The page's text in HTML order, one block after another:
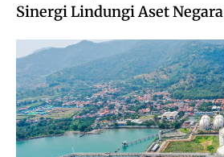
Sinergi Lindungi Aset Negara